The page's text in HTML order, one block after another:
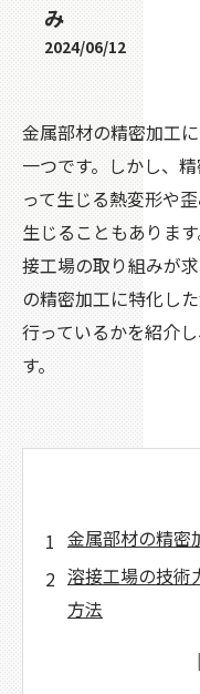
み
2024/06/12
金属部材の精密加工
一つです。しかし、
って生じる熱変形や
生じることもありま
接工場の取り組みが
の精密加工に特化し
行っているかを紹介
す。
金属部材の精密
溶接工場の技術
方法
最新の加工機